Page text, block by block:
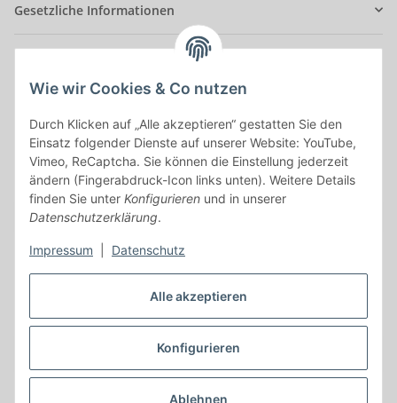
Alle akzeptieren
Konfigurieren
Ablehnen
Wie wir Cookies & Co nutzen
Durch Klicken auf „Alle akzeptieren“ gestatten Sie den
Einsatz folgender Dienste auf unserer Website: YouTube,
Vimeo, ReCaptcha. Sie können die Einstellung jederzeit
ändern (Fingerabdruck-Icon links unten). Weitere Details
finden Sie unter Konfigurieren und in unserer
Datenschutzerklärung.
Impressum Datenschutz
Gesetzliche Informationen
Alle mit*markierten Felder sind Pflichtfelder.
E-Mail-Adresse
Passwort
Passwort vergessen
Neu hier?
Vertrag widerrufen
* Alle Preise inkl. gesetzlicher USt., zzgl.Versand